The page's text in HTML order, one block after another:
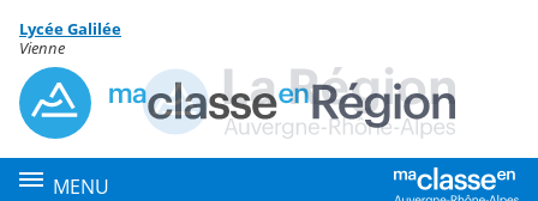
Menu de la rubrique
Contenu
Lycée Galilée
Vienne
MENU